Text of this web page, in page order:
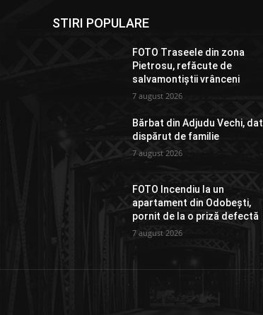
STIRI POPULARE
FOTO Traseele din zona
Pietrosu, refăcute de
salvamontiștii vrânceni
7 august 2026
Bărbat din Adjudu Vechi, dat
dispărut de familie
7 august 2026
FOTO Incendiu la un
apartament din Odobești,
pornit de la o priză defectă
7 august 2026